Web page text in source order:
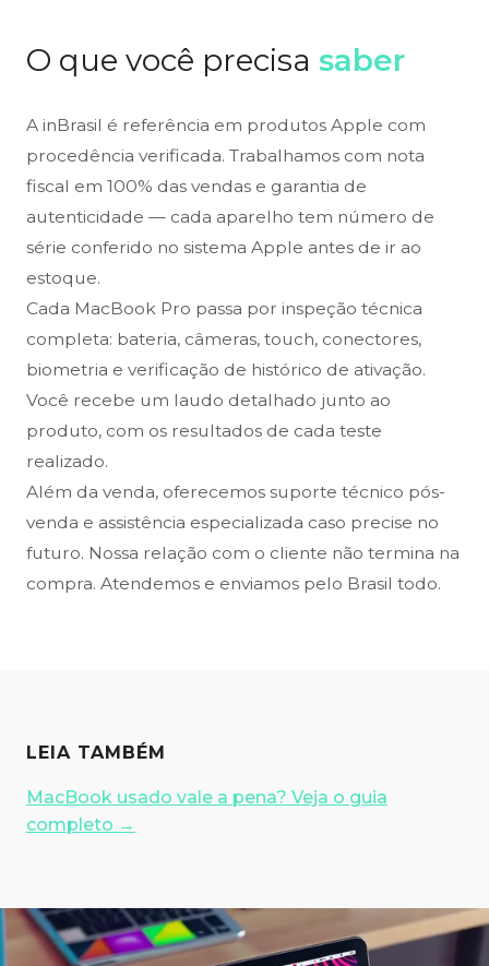
O que você precisa saber
A inBrasil é referência em produtos Apple com
procedência verificada. Trabalhamos com nota
fiscal em 100% das vendas e garantia de
autenticidade — cada aparelho tem número de
série conferido no sistema Apple antes de ir ao
estoque.
Cada MacBook Pro passa por inspeção técnica
completa: bateria, câmeras, touch, conectores,
biometria e verificação de histórico de ativação.
Você recebe um laudo detalhado junto ao
produto, com os resultados de cada teste
realizado.
Além da venda, oferecemos suporte técnico pós-
venda e assistência especializada caso precise no
futuro. Nossa relação com o cliente não termina na
compra. Atendemos e enviamos pelo Brasil todo.
LEIA TAMBÉM
MacBook usado vale a pena? Veja o guia
completo →